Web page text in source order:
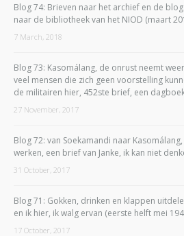
Blog 74: Brieven naar het archief en de
naar de bibliotheek van het NIOD (maart
7 March, 2018
Blog 73: Kasomálang, de onrust neemt
veel mensen die zich geen voorstelling
de militairen hier, 452ste brief, een
27 November, 2017
Blog 72: van Soekamandi naar
werken, een brief van Janke, ik kan niet
31 October, 2017
Blog 71: Gokken, drinken en klappen
en ik hier, ik walg ervan (eerste helft mei
17 October, 2017